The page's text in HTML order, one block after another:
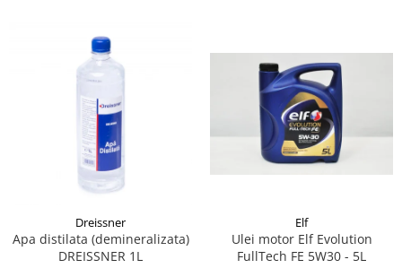
Dreissner
Apa distilata (demineralizata)
DREISSNER 1L
Elf
Ulei motor Elf Evolution
FullTech FE 5W30 - 5L